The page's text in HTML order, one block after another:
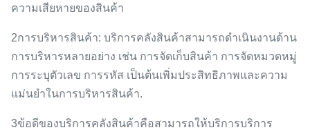
ความเสียหายของสินค้า
2การบริหารสินค้า: บริการคลังสินค้าสามารถดําเนินงานด้าน
การบริหารหลายอย่าง เช่น การจัดเก็บสินค้า การจัดหมวดหมู่
การระบุตัวเลข การรหัส เป็นต้นเพิ่มประสิทธิภาพและความ
แม่นยําในการบริหารสินค้า.
3ข้อดีของบริการคลังสินค้าคือสามารถให้บริการบริการ